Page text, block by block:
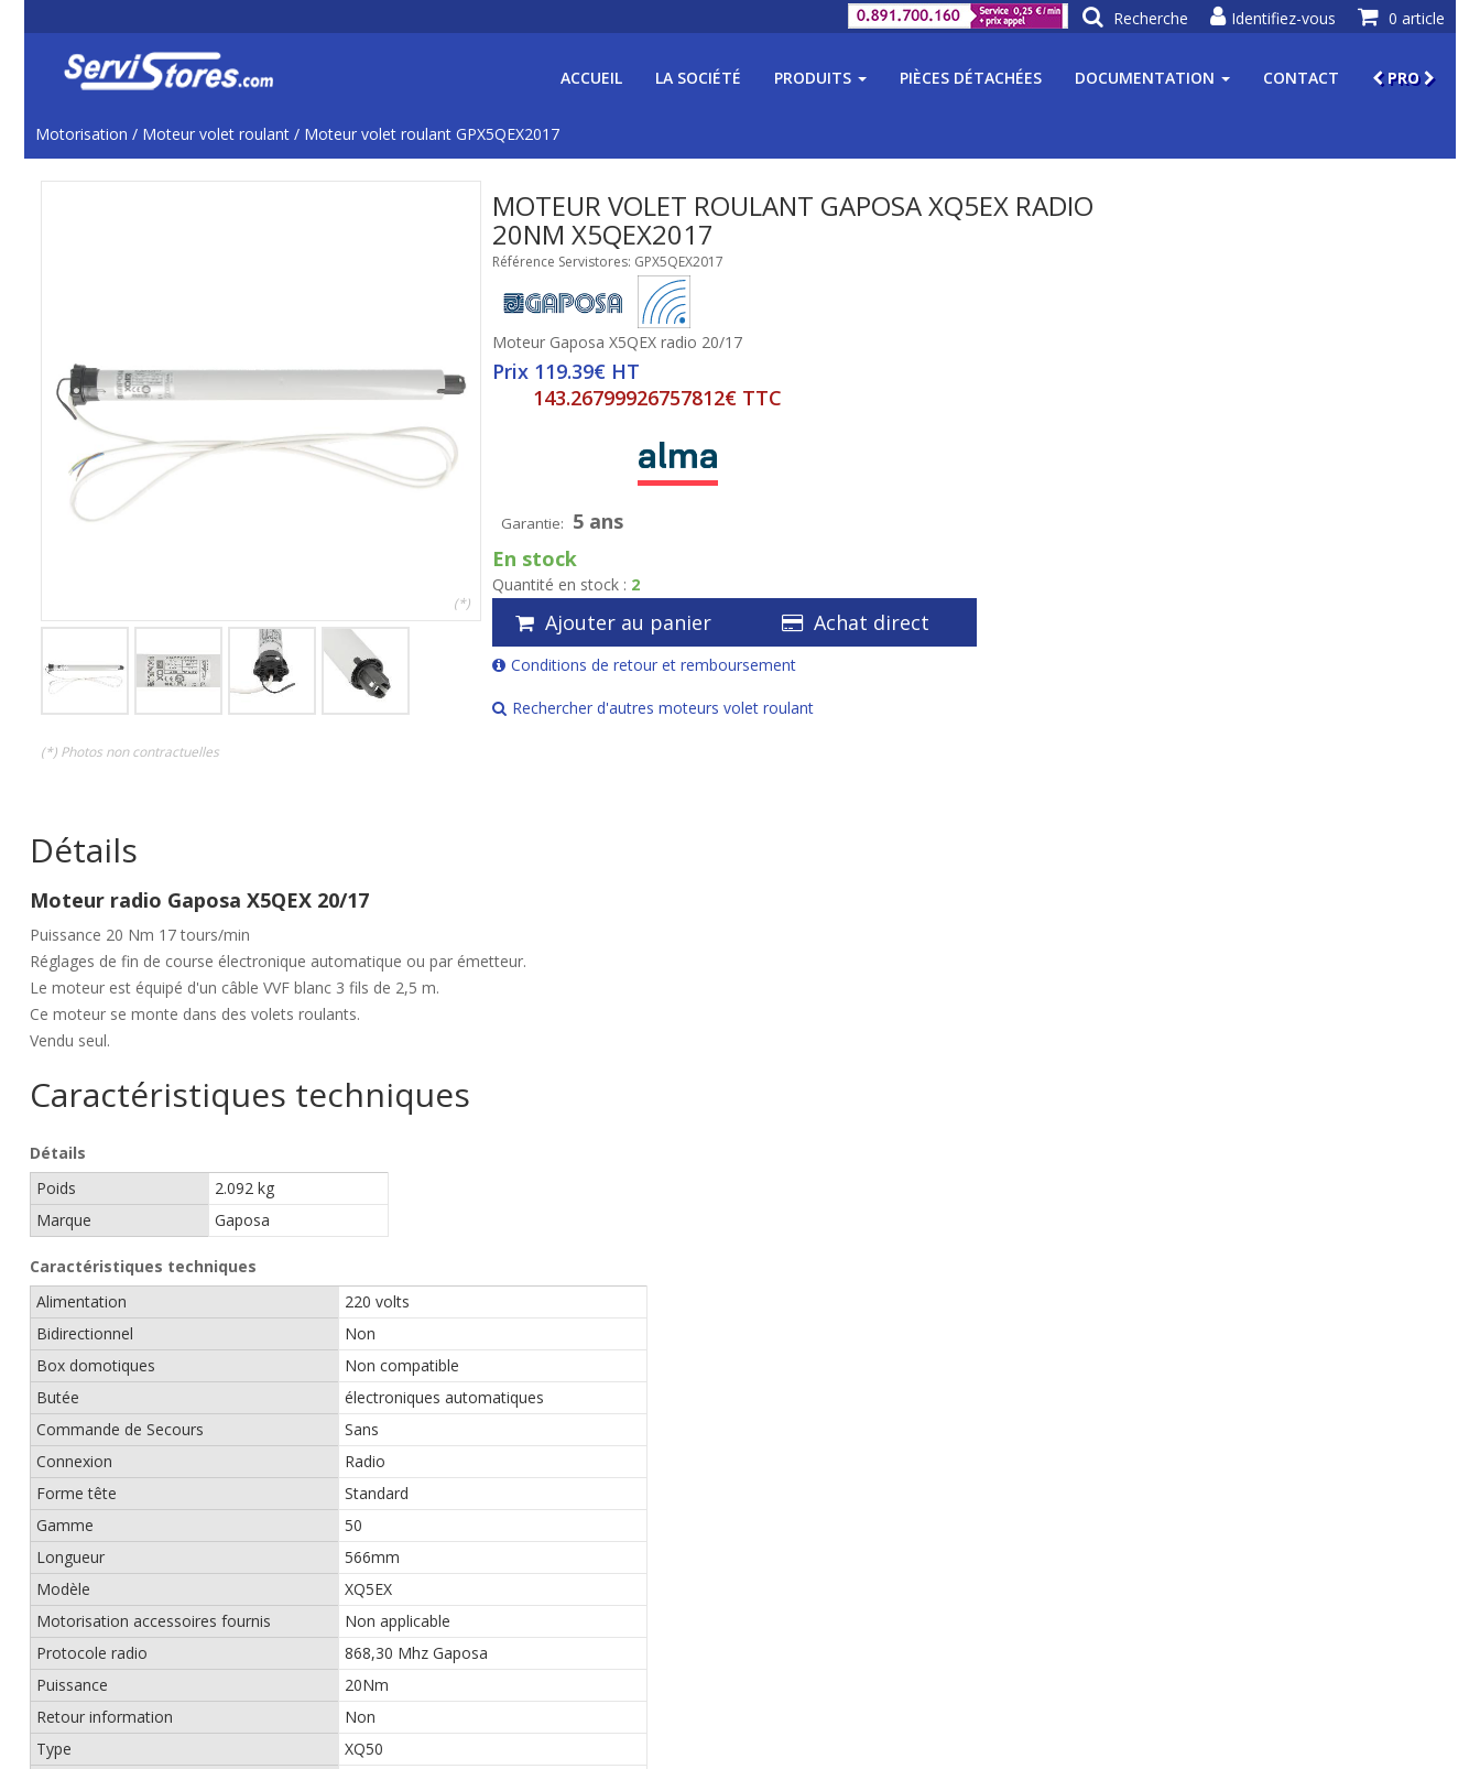
ACCUEIL LA SOCIÉTÉ PRODUITS PIÈCES DÉTACHÉES DOCUMENTATION CONTACT PRO
Motorisation / Moteur volet roulant / Moteur volet roulant GPX5QEX2017
(*)
(*) Photos non contractuelles
MOTEUR VOLET ROULANT GAPOSA XQ5EX RADIO
20NM X5QEX2017
Référence Servistores: GPX5QEX2017
Moteur Gaposa X5QEX radio 20/17
Prix 119.39€ HT
143.26799926757812€ TTC
Garantie: 5 ans
En stock
Quantité en stock : 2
Ajouter au panier Achat direct
Conditions de retour et remboursement
Rechercher d'autres moteurs volet roulant
Détails
Moteur radio Gaposa X5QEX 20/17
Puissance 20 Nm 17 tours/min
Réglages de fin de course électronique automatique ou par émetteur.
Le moteur est équipé d'un câble VVF blanc 3 fils de 2,5 m.
Ce moteur se monte dans des volets roulants.
Vendu seul.
Caractéristiques techniques
Détails
Poids
2.092 kg
Marque
Gaposa
Caractéristiques techniques
Alimentation
220 volts
Bidirectionnel
Non
Box domotiques
Non compatible
Butée
électroniques automatiques
Commande de Secours
Sans
Connexion
Radio
Forme tête
Standard
Gamme
50
Longueur
566mm
Modèle
XQ5EX
Motorisation accessoires fournis
Non applicable
Protocole radio
868,30 Mhz Gaposa
Puissance
20Nm
Retour information
Non
Type
XQ50
0 article
Identifiez-vous
Recherche